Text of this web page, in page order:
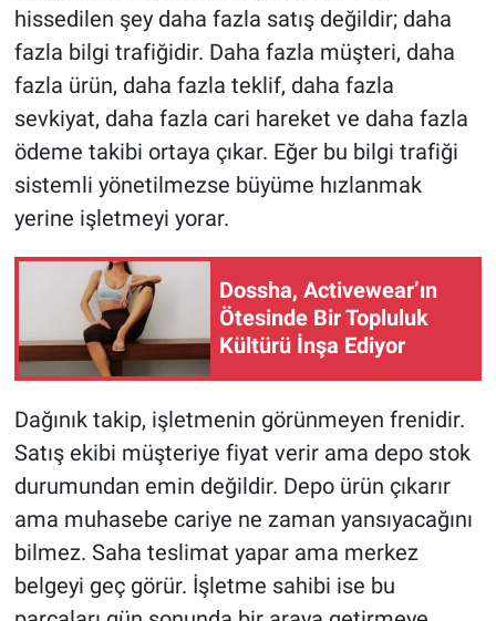
hissedilen şey daha fazla satış değildir; daha
fazla bilgi trafiğidir. Daha fazla müşteri, daha
fazla ürün, daha fazla teklif, daha fazla
sevkiyat, daha fazla cari hareket ve daha fazla
ödeme takibi ortaya çıkar. Eğer bu bilgi trafiği
sistemli yönetilmezse büyüme hızlanmak
yerine işletmeyi yorar.
Dossha, Activewear’ın
Ötesinde Bir Topluluk
Kültürü İnşa Ediyor
Dağınık takip, işletmenin görünmeyen frenidir.
Satış ekibi müşteriye fiyat verir ama depo stok
durumundan emin değildir. Depo ürün çıkarır
ama muhasebe cariye ne zaman yansıyacağını
bilmez. Saha teslimat yapar ama merkez
belgeyi geç görür. İşletme sahibi ise bu